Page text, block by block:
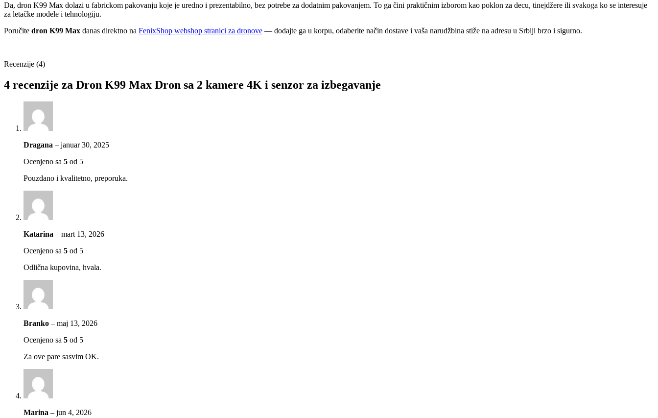
Da, dron K99 Max dolazi u fabrickom pakovanju koje je uredno i prezentabilno, bez potrebe za dodatnim pakovanjem. To ga čini praktičnim izborom kao poklon za decu, tinejdžere ili svakoga ko se interesuje
za letačke modele i tehnologiju.
Poručite dron K99 Max danas direktno na FenixShop webshop stranici za dronove — dodajte ga u korpu, odaberite način dostave i vaša narudžbina stiže na adresu u Srbiji brzo i sigurno.
Recenzije (4)
4 recenzije za Dron K99 Max Dron sa 2 kamere 4K i senzor za izbegavanje
Dragana – januar 30, 2025
Ocenjeno sa 5 od 5
Pouzdano i kvalitetno, preporuka.
Katarina – mart 13, 2026
Ocenjeno sa 5 od 5
Odlična kupovina, hvala.
Branko – maj 13, 2026
Ocenjeno sa 5 od 5
Za ove pare sasvim OK.
Marina – jun 4, 2026